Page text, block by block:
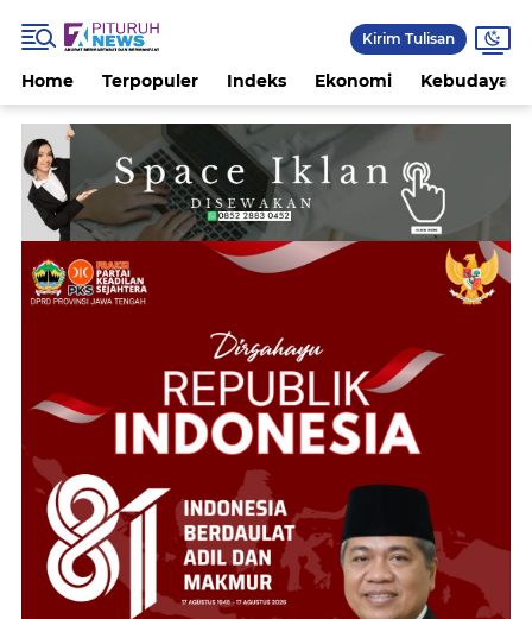
Kirim Tulisan
Home Terpopuler Indeks Ekonomi Kebudayaan